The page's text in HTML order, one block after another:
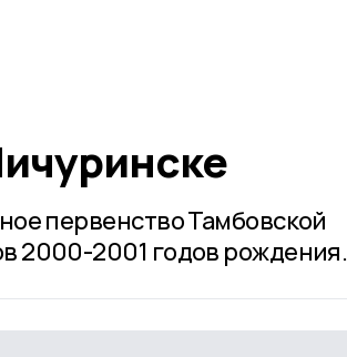
первенство Тамбовской
2000-2001 годов рождения.